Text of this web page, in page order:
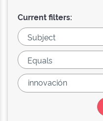
Current filters: